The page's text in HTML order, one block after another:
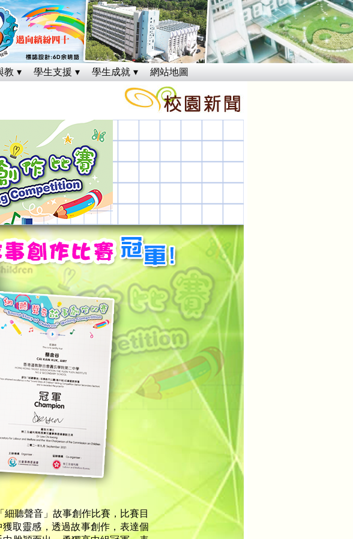
教 學生支援 學生成就 網站地圖
聽聲音」故事創作比賽，比賽目
取靈感，透過故事創作，表達個